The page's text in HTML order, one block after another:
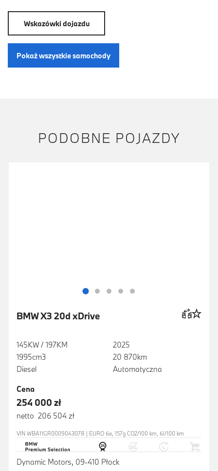
Wskazówki dojazdu
Pokaż wszystkie samochody
PODOBNE POJAZDY
BMW X3 20d xDrive
145KW / 197KM
1995cm3
Diesel
2025
20 870km
Automatyczna
Cena
254 000 zł
netto 206 504 zł
VIN WBA11GR0009043078 | EURO 6e, 157g CO2/100 km, 6l/100 km
Dynamic Motors, 09-410 Płock